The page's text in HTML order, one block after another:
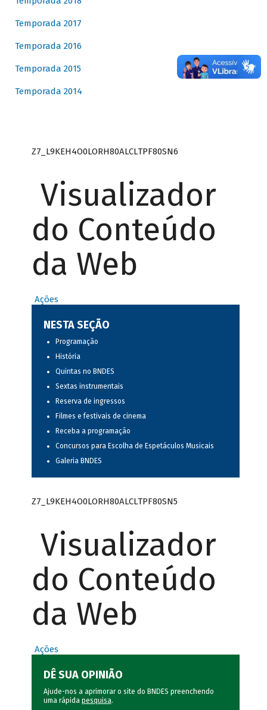
Temporada 2017
Temporada 2016
Temporada 2015
Temporada 2014
Z7_L9KEH4O0LORH80ALCLTPF80SN6
Visualizador
do Conteúdo
da Web
Ações
NESTA SEÇÃO
Programação
História
Quintas no BNDES
Sextas instrumentais
Reserva de ingressos
Filmes e festivais de cinema
Receba a programação
Concursos para Escolha de Espetáculos Musicais
Galeria BNDES
Z7_L9KEH4O0LORH80ALCLTPF80SN5
Visualizador
do Conteúdo
da Web
Ações
DÊ SUA OPINIÃO
Ajude-nos a aprimorar o site do BNDES preenchendo
uma rápida pesquisa.